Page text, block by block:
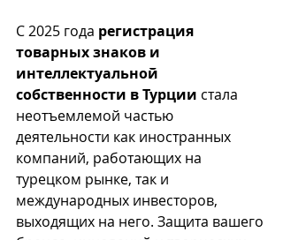
С 2025 года регистрация
товарных знаков и
интеллектуальной
собственности в Турции стала
неотъемлемой частью
деятельности как иностранных
компаний, работающих на
турецком рынке, так и
международных инвесторов,
выходящих на него. Защита вашего